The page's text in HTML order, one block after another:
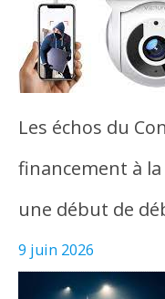
Les échos du
financement à
une début de
9 juin 2026